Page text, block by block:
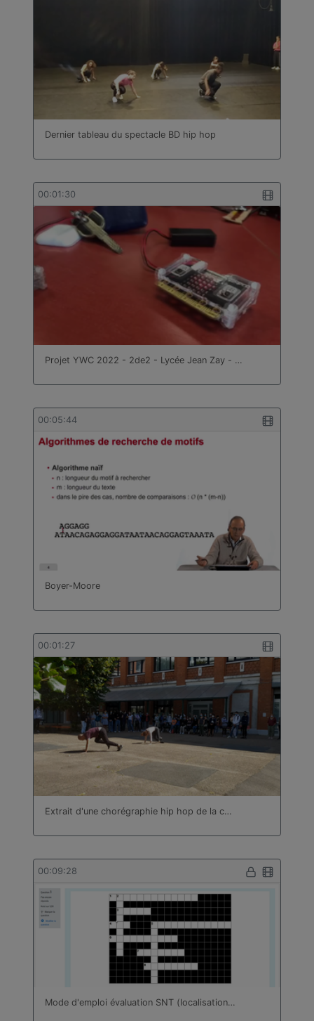
Dernier tableau du spectacle BD hip hop
00:01:30
Projet YWC 2022 - 2de2 - Lycée Jean Zay - …
00:05:44
Boyer-Moore
00:01:27
Extrait d'une chorégraphie hip hop de la c…
00:09:28
Mode d'emploi évaluation SNT (localisation…